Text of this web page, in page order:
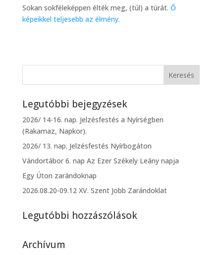
Sokan sokféleképpen élték meg, (túl) a túrát. Ő
képeikkel teljesebb az élmény.
Legutóbbi bejegyzések
2026/ 14-16. nap. Jelzésfestés a Nyírségben
(Rakamaz, Napkor).
2026/ 13. nap. Jelzésfestés Nyírbogáton
Vándortábor 6. nap Az Ezer Székely Leány napja
Egy Úton zarándoknap
2026.08.20-09.12 XV. Szent Jobb Zarándoklat
Legutóbbi hozzászólások
Archívum